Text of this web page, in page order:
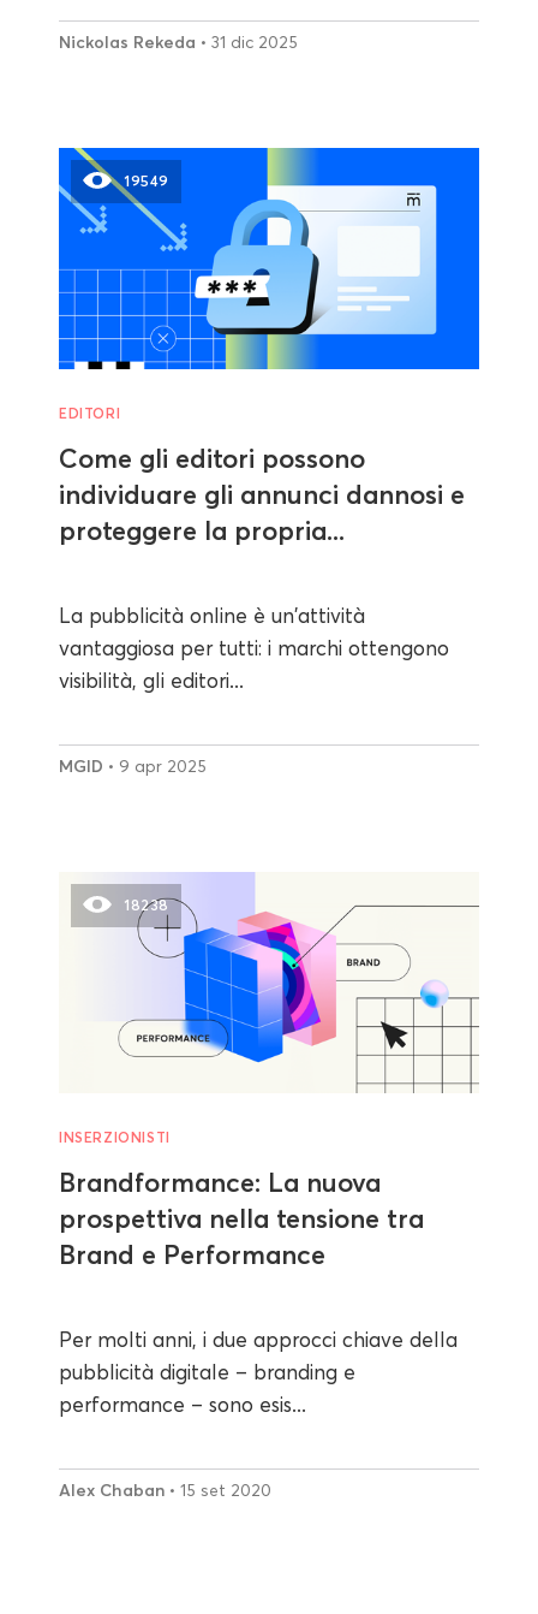
Nickolas Rekeda • 31 dic 2025
19549
EDITORI
Come gli editori possono
individuare gli annunci dannosi e
proteggere la propria...
La pubblicità online è un'attività
vantaggiosa per tutti: i marchi ottengono
visibilità, gli editori...
MGID • 9 apr 2025
18238
INSERZIONISTI
Brandformance: La nuova
prospettiva nella tensione tra
Brand e Performance
Per molti anni, i due approcci chiave della
pubblicità digitale – branding e
performance – sono esis...
Alex Chaban • 15 set 2020